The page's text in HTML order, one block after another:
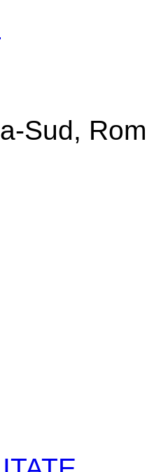
Sud,